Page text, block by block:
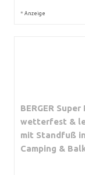
* Anzeige
BERGER
wetterfest &
mit Standfuß
Camping &